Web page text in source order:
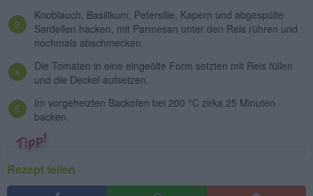
Knoblauch, Basilikum, Petersilie, Kapern und abgespülte
Sardellen hacken, mit Parmesan unter den Reis rühren und
nochmals abschmecken.
Die Tomaten in eine eingeölte Form setzten mit Reis füllen
und die Deckel aufsetzen.
Im vorgeheizten Backofen bei 200 °C zirka 25 Minuten
backen.
Rezept teilen